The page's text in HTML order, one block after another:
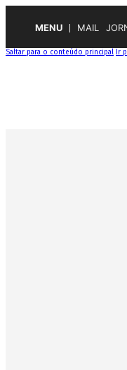
MENU MAIL
Saltar para o conteúdo principal Ir